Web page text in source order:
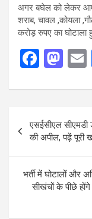
अगर बघेल को लेकर आए
शराब, चावल ,कोयला
करोड़ रुपए का घोटाला
F
ce
b
o
o
k
M
st
o
d
o
n
navigation
एसईसीएल सीएमडी
की अपील, पढ़ें पूरी
भर्ती में घोटालों और
सीखंचों के पीछे